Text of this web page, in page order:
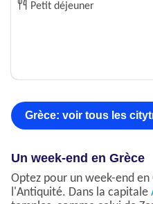
Petit déjeuner
Grèce: voir tous les
Un week-end en Grèce
Optez pour un week-end
l'Antiquité. Dans la capitale